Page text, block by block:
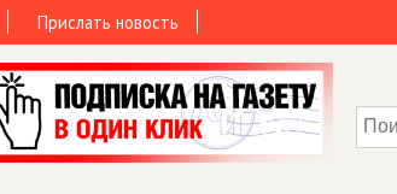
Прислать новость